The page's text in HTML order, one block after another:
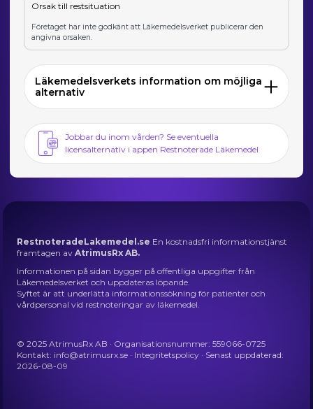
Orsak till restsituation
Företaget har inte godkänt att Läkemedelsverket publicerar den
angivna orsaken.
Läkemedelsverkets information om möjliga
alternativ
Jobbar du inom vården? Se eventuella
licensalternativ i appen Restnoterade Läkemedel
RestnoteradeLakemedel.se En kostnadsfri informationstjänst
framtagen avAtrimusRx AB.
Informationen på sidan bygger på offentliga uppgifter från
Läkemedelsverket och uppdateras löpande.
Syftet är att underlätta informationssökning för patienter och
vårdpersonal vid restnoteringar av läkemedel.
© 2025 AtrimusRx AB · Organisationsnummer: 559066-0725
Kontakt: info@atrimusrx.se · Integritetspolicy · Senast uppdaterad:
2026-08-09